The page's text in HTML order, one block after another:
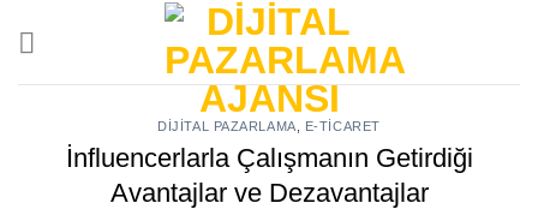
DIJITAL PAZARLAMA E-TICARET
İnfluencerlarla Çalışmanın Getirdiği
Avantajlar ve Dezavantajlar